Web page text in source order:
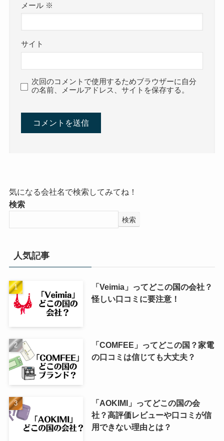
メール ※
サイト
次回のコメントで使用するためブラウザーに自分
の名前、メールアドレス、サイトを保存する。
気になる会社名で検索してみてね！
検索
検索
人気記事
「Veimia」ってどこの国の会社？
怪しい口コミに要注意！
「COMFEE」ってどこの国？家電
の口コミは信じても大丈夫？
「AOKIMI」ってどこの国の会
社？高評価レビューや口コミが信
用できない理由とは？